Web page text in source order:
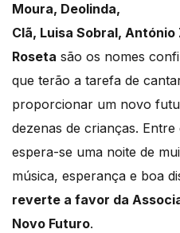
Moura, Deolinda,
Clã, Luisa Sobral,
Roseta são os nomes
que terão a tarefa de
proporcionar um novo
dezenas de crianças.
espera-se uma noite de
música, esperança e boa
reverte a favor da
Novo Futuro.